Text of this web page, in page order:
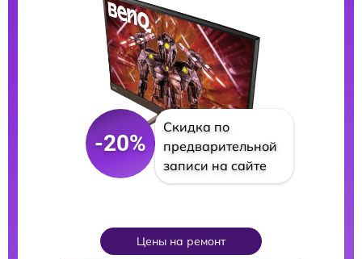
-20%
Скидка по
предварительной
записи на сайте
Цены на ремонт